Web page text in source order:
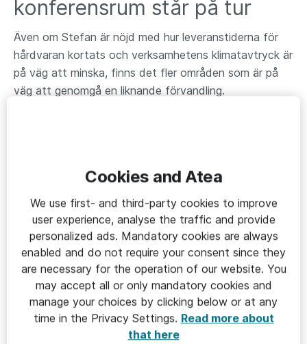
konferensrum står på tur
Även om Stefan är nöjd med hur leveranstiderna för
hårdvaran kortats och verksamhetens klimatavtryck är
på väg att minska, finns det fler områden som är på
väg att genomgå en liknande förvandling.
datorer, touchskärmar och ruggade enheter som tål
lite mer slitage. Vi håller också på att tillsammans med
Atea ta fram ett förslag på hur hårdvaran i våra
konferensrum; skärmar, högtalare, mikrofoner med
mera, kan bli mer enhetlig, säger Stefan Fransson.
Ledorden enkelhet och enhetlighet påverkar inte bara
inköpspriset och klimatavtrycket, utan också hur nöjda
medarbetarna blir med service och support.
– Om vi väljer att satsa på en enhetlig
Cookies and Atea
We use first- and third-party cookies to improve
user experience, analyse the traffic and provide
personalized ads. Mandatory cookies are always
enabled and do not require your consent since they
are necessary for the operation of our website. You
may accept all or only mandatory cookies and
manage your choices by clicking below or at any
time in the Privacy Settings. Read more about
that here